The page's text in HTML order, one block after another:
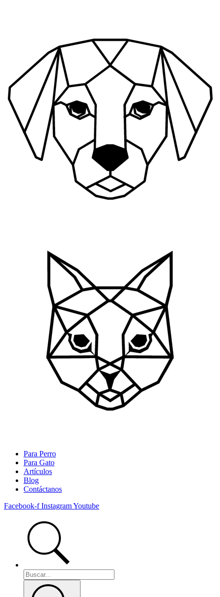
Para Perro
Para Gato
Artículos
Blog
Contáctanos
Facebook-f InstagramYoutube